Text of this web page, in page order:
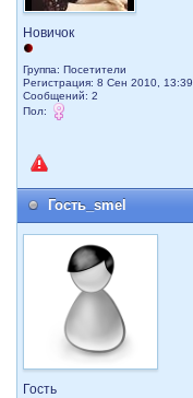
Новичок
Группа: Посетители
Регистрация: 8 Сен 2010, 13:39
Сообщений: 2
Пол:
Гость_smel
Гость